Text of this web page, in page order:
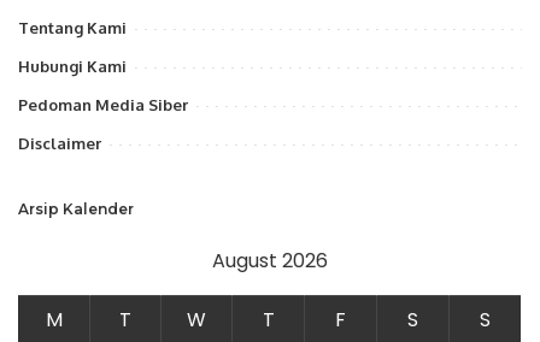
Tentang Kami
Hubungi Kami
Pedoman Media Siber
Disclaimer
Arsip Kalender
August 2026
M T W T F S
S